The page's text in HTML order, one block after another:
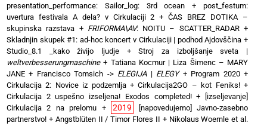
presentation_performance: Sailor_log: 3rd ocean +post_festum:
uvertura festivala A dela? v Cirkulaciji 2 +ČAS BREZ DOTIKA –
skupinska razstava + FRIFORMA\AV: NOITU – SCATTER_RADAR+
Skladnjin skupek #1: ad-hoc koncert v Cirkulaciji | podhod Ajdovščina +
Studio_8.1 _kako živijo ljudje +Stroj za izboljšanje sveta |
weltverbesserungmaschine+ Tatiana Kocmur | Liza Šimenc – MARY
JANE + Francisco Tomsich -> ELEGIJA| ELEGY+ Program 2020+
Cirkulacija 2: Novice iz podzemlja+Cirkulacija2GO – kot Feniks!+
Cirkulacija 2 uspešno izseljena! Exodos completed!+
[izseljevanje]
Cirkulacija 2 na prelomu + 2019
[napovedujemo] Javno-zasebno
partnerstvo! + Angstblüten II / Timor Flores II + Nikolaus Woernle et al.